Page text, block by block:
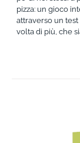
pizza: un gioco
attraverso un
volta di più, che